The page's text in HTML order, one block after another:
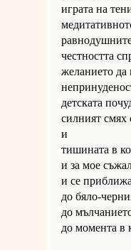
играта на
честността
желанието да
детската
силният смях
и
тишината в
и за мое
и се
до бяло-
до
до момента в